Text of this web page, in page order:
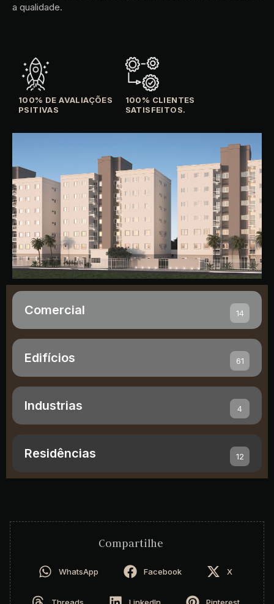
a qualidade.
100% DE AVALIAÇÕES
PSITIVAS
100% CLIENTES
SATISFEITOS.
Comercial 14
Edifícios 61
Industrias 4
Residências 12
Compartilhe
WhatsApp Facebook X